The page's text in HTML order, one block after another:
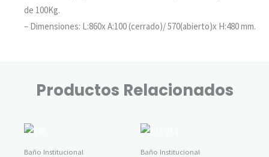
de 100Kg.
– Dimensiones: L:860x A:100 (cerrado)/ 570(abierto)x H:480 mm.
Productos Relacionados
Baño Institucional Baño Institucional